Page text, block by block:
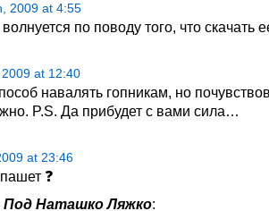
2009 at 4:55
по поводу того, что скачать
at 12:40
навалять гопникам, но
P.S. Да прибудет с вами сила…
at 23:46
❓
Под Наташко Ляжко: